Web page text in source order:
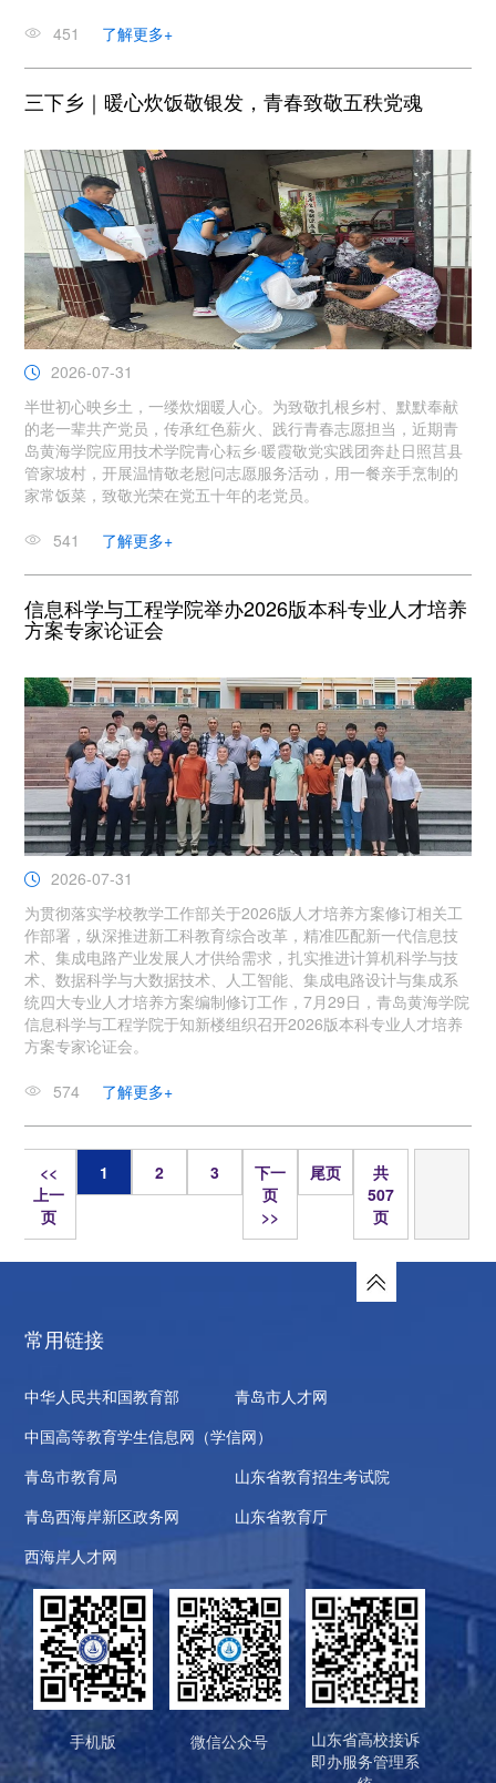
451 了解更多+
三下乡｜暖心炊饭敬银发，青春致敬五秩党魂
2026-07-31
半世初心映乡土，一缕炊烟暖人心。为致敬扎根乡村、默默奉献
的老一辈共产党员，传承红色薪火、践行青春志愿担当，近期青
岛黄海学院应用技术学院青心耘乡·暖霞敬党实践团奔赴日照莒县
管家坡村，开展温情敬老慰问志愿服务活动，用一餐亲手烹制的
家常饭菜，致敬光荣在党五十年的老党员。
541 了解更多+
信息科学与工程学院举办2026版本科专业人才培养
方案专家论证会
2026-07-31
为贯彻落实学校教学工作部关于2026版人才培养方案修订相关工
作部署，纵深推进新工科教育综合改革，精准匹配新一代信息技
术、集成电路产业发展人才供给需求，扎实推进计算机科学与技
术、数据科学与大数据技术、人工智能、集成电路设计与集成系
统四大专业人才培养方案编制修订工作，7月29日，青岛黄海学院
信息科学与工程学院于知新楼组织召开2026版本科专业人才培养
方案专家论证会。
574 了解更多+
<<
上一
页
1 2 3
下一
页
>>
尾页
共
507
页
常用链接
中华人民共和国教育部
青岛市人才网
中国高等教育学生信息网（学信网）
青岛市教育局
山东省教育招生考试院
青岛西海岸新区政务网
山东省教育厅
西海岸人才网
手机版 微信公众号
山东省高校接诉
即办服务管理系